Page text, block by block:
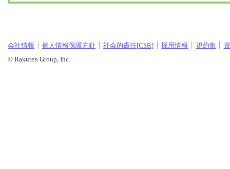
会社情報 個人情報保護方針 社会的責任[CSR] 採用情報 規約集
© Rakuten Group, Inc.